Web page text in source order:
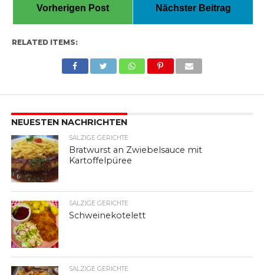
Vorherigen Post Nächster Beitrag
RELATED ITEMS:
NEUESTEN NACHRICHTEN
SALZIGE GERICHTE
Bratwurst an Zwiebelsauce mit
Kartoffelpüree
SALZIGE GERICHTE
Schweinekotelett
SALZIGE GERICHTE